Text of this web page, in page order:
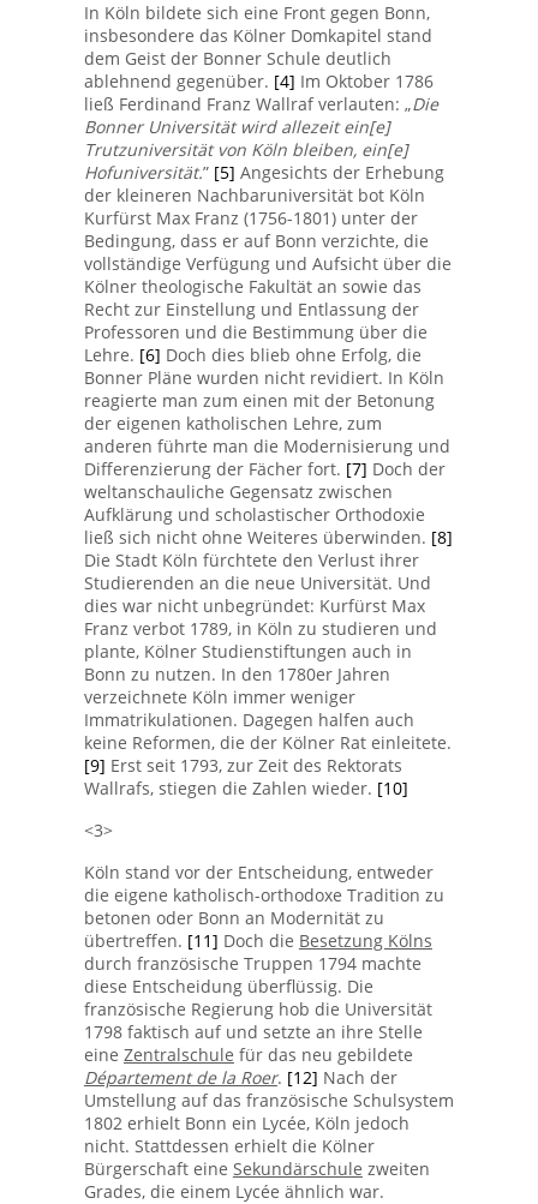
In Köln bildete sich eine Front gegen Bonn,
insbesondere das Kölner Domkapitel stand
dem Geist der Bonner Schule deutlich
ablehnend gegenüber. [4] Im Oktober 1786
ließ Ferdinand Franz Wallraf verlauten: „Die
Bonner Universität wird allezeit ein[e]
Trutzuniversität von Köln bleiben, ein[e]
Hofuniversität.” [5] Angesichts der Erhebung
der kleineren Nachbaruniversität bot Köln
Kurfürst Max Franz (1756-1801) unter der
Bedingung, dass er auf Bonn verzichte, die
vollständige Verfügung und Aufsicht über die
Kölner theologische Fakultät an sowie das
Recht zur Einstellung und Entlassung der
Professoren und die Bestimmung über die
Lehre. [6] Doch dies blieb ohne Erfolg, die
Bonner Pläne wurden nicht revidiert. In Köln
reagierte man zum einen mit der Betonung
der eigenen katholischen Lehre, zum
anderen führte man die Modernisierung und
Differenzierung der Fächer fort. [7] Doch der
weltanschauliche Gegensatz zwischen
Aufklärung und scholastischer Orthodoxie
ließ sich nicht ohne Weiteres überwinden. [8]
Die Stadt Köln fürchtete den Verlust ihrer
Studierenden an die neue Universität. Und
dies war nicht unbegründet: Kurfürst Max
Franz verbot 1789, in Köln zu studieren und
plante, Kölner Studienstiftungen auch in
Bonn zu nutzen. In den 1780er Jahren
verzeichnete Köln immer weniger
Immatrikulationen. Dagegen halfen auch
keine Reformen, die der Kölner Rat einleitete.
[9] Erst seit 1793, zur Zeit des Rektorats
Wallrafs, stiegen die Zahlen wieder. [10]
<3>
Köln stand vor der Entscheidung, entweder
die eigene katholisch-orthodoxe Tradition zu
betonen oder Bonn an Modernität zu
übertreffen. [11] Doch die Besetzung Kölns
durch französische Truppen 1794 machte
diese Entscheidung überflüssig. Die
französische Regierung hob die Universität
1798 faktisch auf und setzte an ihre Stelle
eine Zentralschule für das neu gebildete
Département de la Roer. [12] Nach der
Umstellung auf das französische Schulsystem
1802 erhielt Bonn ein Lycée, Köln jedoch
nicht. Stattdessen erhielt die Kölner
Bürgerschaft eine Sekundärschule zweiten
Grades, die einem Lycée ähnlich war.